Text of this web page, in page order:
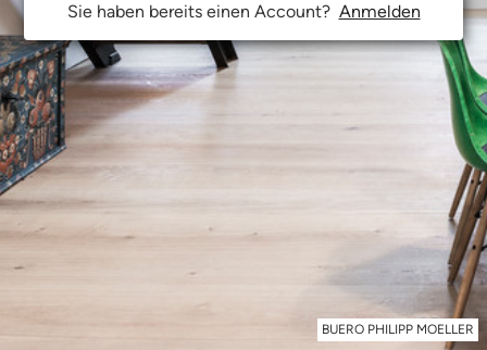
BUERO PHILIPP MOELLER
Sie haben bereits einen Account? Anmelden